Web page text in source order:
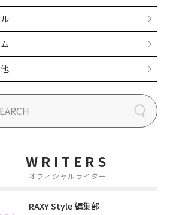
WRITERS
オフィシャルライター
RAXY Style 編集部